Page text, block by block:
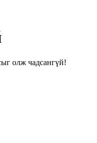
олж чадсангүй!